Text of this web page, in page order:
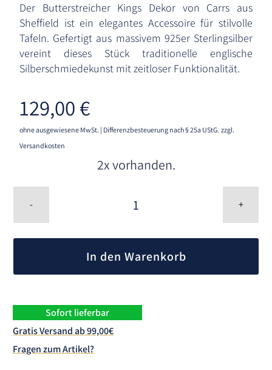
Der Butterstreicher Kings Dekor von Carrs aus
Sheffield ist ein elegantes Accessoire für stilvolle
Tafeln. Gefertigt aus massivem 925er Sterlingsilber
vereint dieses Stück traditionelle englische
Silberschmiedekunst mit zeitloser Funktionalität.
129,00€
ohne ausgewiesene MwSt. | Differenzbesteuerung nach § 25a UStG. zzgl.
Versandkosten
2x vorhanden.
-
Dekor
-
Carrs,
Sheffield
+
In den Warenkorb
Sofort lieferbar
Gratis Versand ab 99,00€
Fragen zum Artikel?